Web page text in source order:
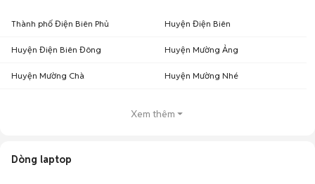
Thành phố Điện Biên Phủ Huyện Điện Biên
Huyện Điện Biên Đông Huyện Mường Ảng
Huyện Mường Chà Huyện Mường Nhé
Xem thêm
Dòng laptop